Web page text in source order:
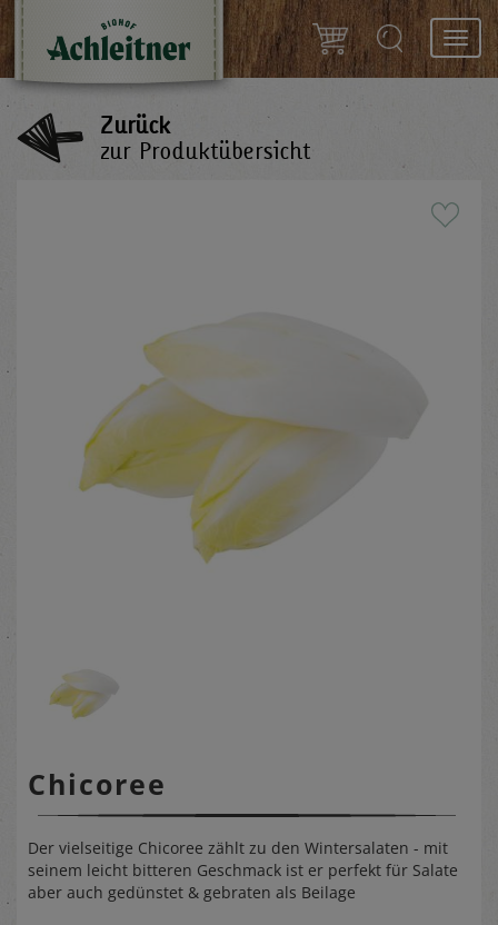
Zurück
zur Produktübersicht
Chicoree
Der vielseitige Chicoree zählt zu den Wintersalaten - mit
seinem leicht bitteren Geschmack ist er perfekt für Salate
aber auch gedünstet & gebraten als Beilage